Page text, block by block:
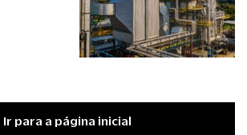
Ir para a página inicial